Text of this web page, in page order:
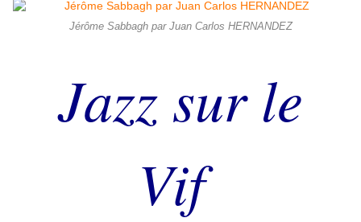
Jérôme Sabbagh par Juan Carlos HERNANDEZ
Jazz sur le
Vif